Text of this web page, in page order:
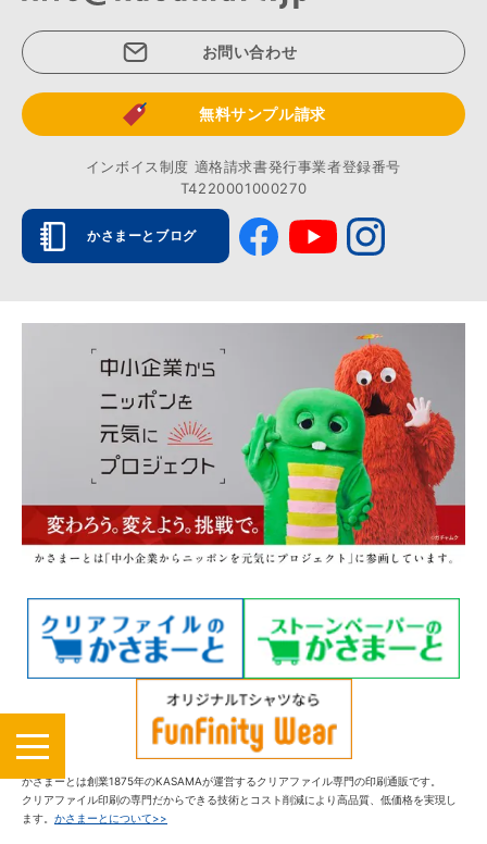
お問い合わせ
無料サンプル請求
インボイス制度 適格請求書発行事業者登録番号
T4220001000270
かさまーとブログ
かさまーとは創業1875年のKASAMAが運営するクリアファイル専門の印刷通販です。
クリアファイル印刷の専門だからできる技術とコスト削減により高品質、低価格を実現し
ます。 かさまーとについて>>